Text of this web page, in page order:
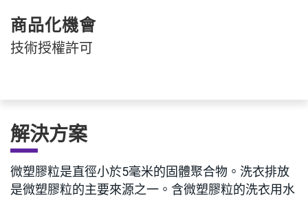
商品化機會
技術授權許可
解決方案
微塑膠粒是直徑小於5毫米的固體聚合物。洗衣排放
是微塑膠粒的主要來源之一。含微塑膠粒的洗衣用水